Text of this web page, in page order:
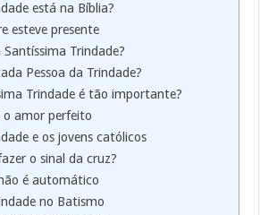
está na Bíblia?
esteve presente
Trindade?
Pessoa da Trindade?
Trindade é tão importante?
o amor perfeito
e os jovens católicos
o sinal da cruz?
é automático
no Batismo